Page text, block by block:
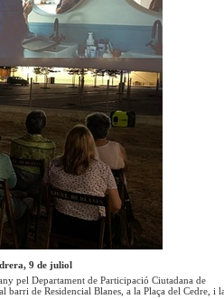
9 de juliol
pel Departament de Participació Ciutadana de
barri de Residencial Blanes, a la Plaça del Cedre, i